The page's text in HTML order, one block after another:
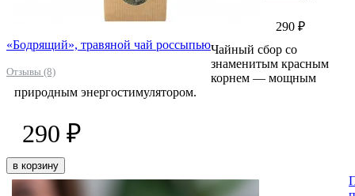
«Бодрящий», травяной чай россыпью
Отзывы (8)
290 ₽
Чайный сбор со
знаменитым красным
корнем — мощным
природным энергостимулятором.
290 ₽
в корзину